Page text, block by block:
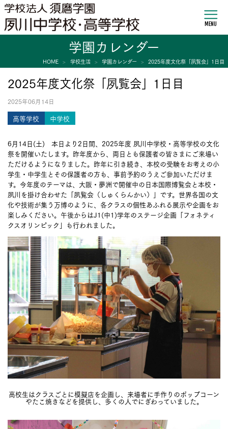
MENU
学園カレンダー
HOME 学校生活 学園カレンダー 2025年度文化祭「夙覧会」1日目
2025年度文化祭「夙覧会」1日目
2025年06月14日
高等学校 中学校
6月14日(土) 本日より2日間、2025年度 夙川中学校・高等学校の文化
祭を開催いたします。昨年度から、両日とも保護者の皆さまにご来場い
ただけるようになりました。昨年に引き続き、本校の受験をお考えの小
学生・中学生とその保護者の方も、事前予約のうえご参加いただけま
す。今年度のテーマは、大阪・夢洲で開催中の日本国際博覧会と本校・
夙川を掛け合わせた「夙覧会（しゅくらんかい）」です。世界各国の文
化や技術が集う万博のように、各クラスの個性あふれる展示や企画をお
楽しみください。午後からはJ1(中1)学年のステージ企画「フォネティ
クスオリンピック」も行われました。
高校生はクラスごとに模擬店を企画し、来場者に手作りのポップコーン
やたこ焼きなどを提供し、多くの人でにぎわっていました。